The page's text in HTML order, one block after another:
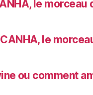
le
le
ou comment